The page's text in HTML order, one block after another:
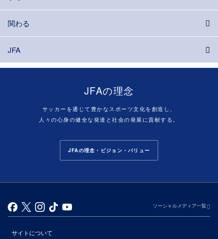
関わる
JFA
JFAの理念
サッカーを通じて豊かなスポーツ文化を創造し、
人々の心身の健全な発達と社会の発展に貢献する。
JFAの理念・ビジョン・バリュー
ソーシャルメディア一覧
サイトについて